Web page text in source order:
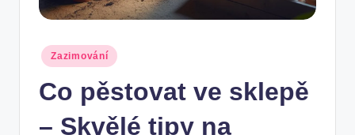
Posted
in
Zazimování
Co pěstovat ve sklepě
– Skvělé tipy na